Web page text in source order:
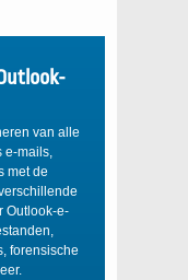
van alle
e-mails,
met de
Outlook-e-
forensische